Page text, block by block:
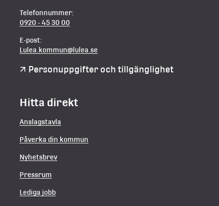
Telefonnummer:
0920 - 45 30 00
E-post:
Lulea.kommun@lulea.se
Personuppgifter och tillgänglighet
Hitta direkt
Anslagstavla
Påverka din kommun
Nyhetsbrev
Pressrum
Lediga jobb